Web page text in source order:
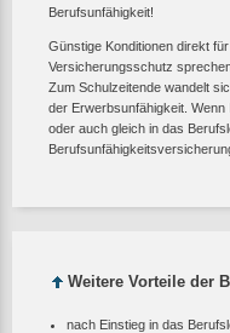
Berufsunfähigkeit!
Günstige Konditionen direkt
Versicherungsschutz
Zum Schulzeitende wandelt
der Erwerbsunfähigkeit.
oder auch gleich in das
Weitere Vorteile der
nach Einstieg in das